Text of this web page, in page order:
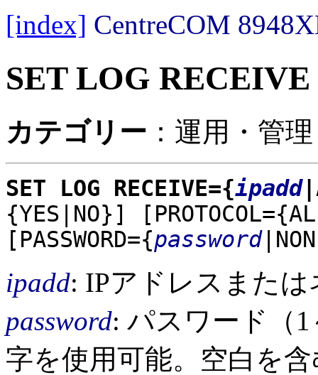
[index] CentreCOM
SET LOG RECEIVE
カテゴリー ：運用・管
SET LOG RECEIVE={ipadd
{YES|NO}]
[PASSWORD={password
ipadd: IPアドレスまた
password: パスワード（
字を使用可能。空白を